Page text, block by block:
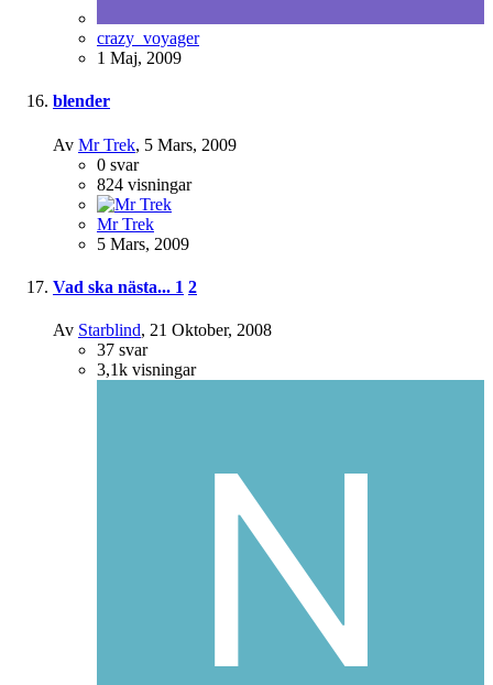
crazy_voyager
1 Maj, 2009
blender
Av Mr Trek, 5 Mars, 2009
0 svar
824 visningar
Mr Trek
5 Mars, 2009
Vad ska nästa... 1 2
Av Starblind, 21 Oktober, 2008
37 svar
3,1k visningar